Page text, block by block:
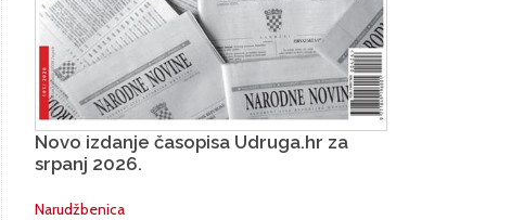
Novo izdanje časopisa Udruga.hr za
srpanj 2026.
Narudžbenica